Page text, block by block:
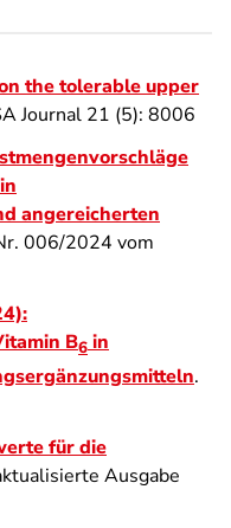
the tolerable upper
Journal 21 (5): 8006
angereicherten
006/2024 vom
B6 in
.
für die
Ausgabe